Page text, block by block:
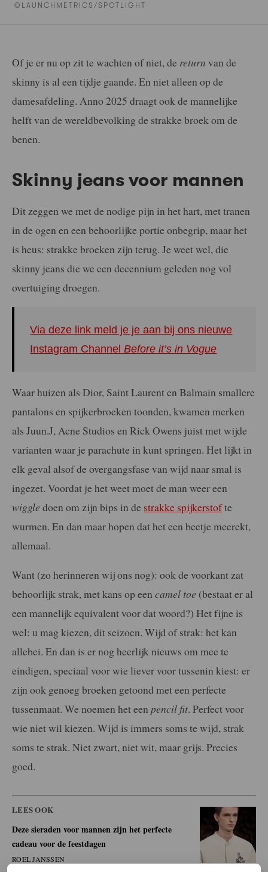
©LAUNCHMETRICS/SPOTLIGHT
Of je er nu op zit te wachten of niet, de return van de
skinny is al een tijdje gaande. En niet alleen op de
damesafdeling. Anno 2025 draagt ook de mannelijke
helft van de wereldbevolking de strakke broek om de
benen.
Skinny jeans voor mannen
Dit zeggen we met de nodige pijn in het hart, met tranen
in de ogen en een behoorlijke portie onbegrip, maar het
is heus: strakke broeken zijn terug. Je weet wel, die
skinny jeans die we een decennium geleden nog vol
overtuiging droegen.
Via deze link meld je je aan bij ons nieuwe
Instagram ChannelBefore it’s in Vogue
Waar huizen als Dior, Saint Laurent en Balmain smallere
pantalons en spijkerbroeken toonden, kwamen merken
als Juun.J, Acne Studios en Rick Owens juist met wijde
varianten waar je parachute in kunt springen. Het lijkt in
elk geval alsof de overgangsfase van wijd naar smal is
ingezet. Voordat je het weet moet de man weer een
wiggle doen om zijn bips in de strakke spijkerstofte
wurmen. En dan maar hopen dat het een beetje meerekt,
allemaal.
Want (zo herinneren wij ons nog): ook de voorkant zat
behoorlijk strak, met kans op een camel toe (bestaat er al
een mannelijk equivalent voor dat woord?) Het fijne is
wel: u mag kiezen, dit seizoen. Wijd of strak: het kan
allebei. En dan is er nog heerlijk nieuws om mee te
eindigen, speciaal voor wie liever voor tussenin kiest: er
zijn ook genoeg broeken getoond met een perfecte
tussenmaat. We noemen het een pencil fit. Perfect voor
wie niet wil kiezen. Wijd is immers soms te wijd, strak
soms te strak. Niet zwart, niet wit, maar grijs. Precies
goed.
LEES OOK
Deze sieraden voor mannen zijn het perfecte
cadeau voor de feestdagen
ROEL JANSSEN